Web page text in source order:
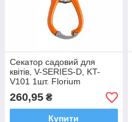
Секатор садовий для
квітів, V-SERIES-D, KT-
V101 1шт. Florium
260,95 ₴
Купити